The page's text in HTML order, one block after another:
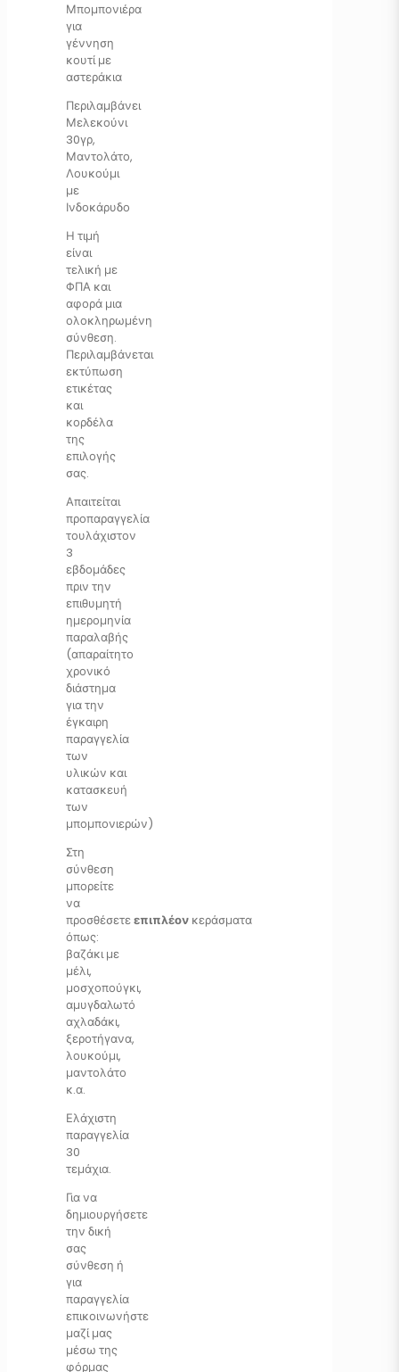
Μπομπονιέρα
για
γέννηση
κουτί με
αστεράκια
Περιλαμβάνει
Μελεκούνι
30γρ,
Μαντολάτο,
Λουκούμι
με
Ινδοκάρυδο
Η τιμή
είναι
τελική με
ΦΠΑ και
αφορά μια
ολοκληρωμένη
σύνθεση.
Περιλαμβάνεται
εκτύπωση
ετικέτας
και
κορδέλα
της
επιλογής
σας.
Απαιτείται
προπαραγγελία
τουλάχιστον
3
εβδομάδες
πριν την
επιθυμητή
ημερομηνία
παραλαβής
(απαραίτητο
χρονικό
διάστημα
για την
έγκαιρη
παραγγελία
των
υλικών και
κατασκευή
των
μπομπονιερών)
Στη
σύνθεση
μπορείτε
να
προσθέσετεεπιπλέον κεράσματα
όπως:
βαζάκι με
μέλι,
μοσχοπούγκι,
αμυγδαλωτό
αχλαδάκι,
ξεροτήγανα,
λουκούμι,
μαντολάτο
κ.α.
Ελάχιστη
παραγγελία
30
τεμάχια.
Για να
δημιουργήσετε
την δική
σας
σύνθεση ή
για
παραγγελία
επικοινωνήστε
μαζί μας
μέσω της
φόρμας